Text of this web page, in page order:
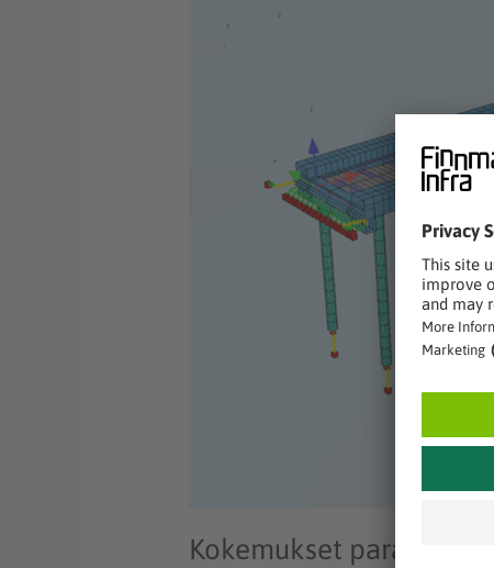
Kokemukset
siltahankkeissamme